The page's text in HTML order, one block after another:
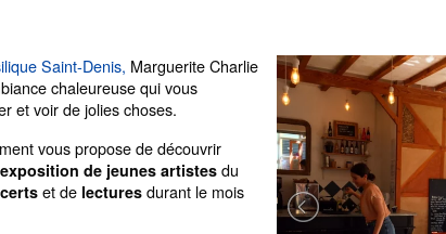
Saint-Denis, Marguerite Charlie
chaleureuse qui vous
et voir de jolies choses.
vous propose de découvrir
exposition de jeunes artistes du
et de lectures durant le mois